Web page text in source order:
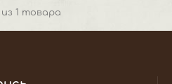
из 1 товара